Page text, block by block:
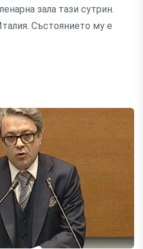
зала тази сутрин.
Състоянието му е